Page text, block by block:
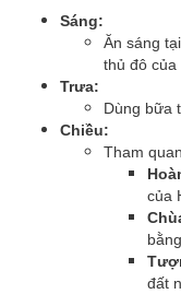
Sáng:
Ăn sáng
thủ đô của
Trưa:
Dùng bữa
Chiều:
Tham
của
đất